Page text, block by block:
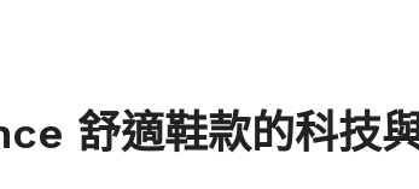
舒適鞋款的科技